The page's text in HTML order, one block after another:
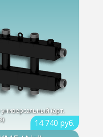
14 740 руб.
(арт.